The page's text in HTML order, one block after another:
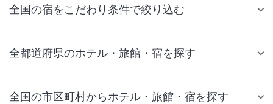
全国の宿をこだわり条件で絞り込む
全都道府県のホテル・旅館・宿を探す
全国の市区町村からホテル・旅館・宿を探す